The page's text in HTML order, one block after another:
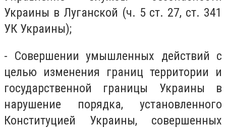
Украины в Луганской (ч. 5 ст. 27, ст. 341
УК Украины);
- Совершении умышленных действий с
целью изменения границ территории и
государственной границы Украины в
нарушение порядка, установленного
Конституцией Украины, совершенных